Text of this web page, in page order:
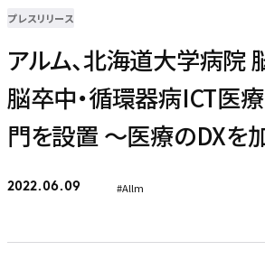
プレスリリース
アルム、北海道大学病院
脳卒中・循環器病ICT医
門を設置 〜医療のDXを
2022.06.09 #Allm